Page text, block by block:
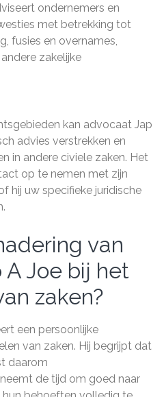
ondernemers en
met betrekking tot
fusies en overnames,
zakelijke
kan advocaat Jap
advies verstrekken en
in andere civiele zaken. Het
op te nemen met zijn
hij uw specifieke juridische
van
Joe bij het
zaken?
een persoonlijke
van zaken. Hij begrijpt dat
daarom
de tijd om goed naar